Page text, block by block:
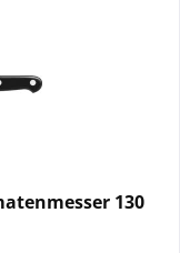
130